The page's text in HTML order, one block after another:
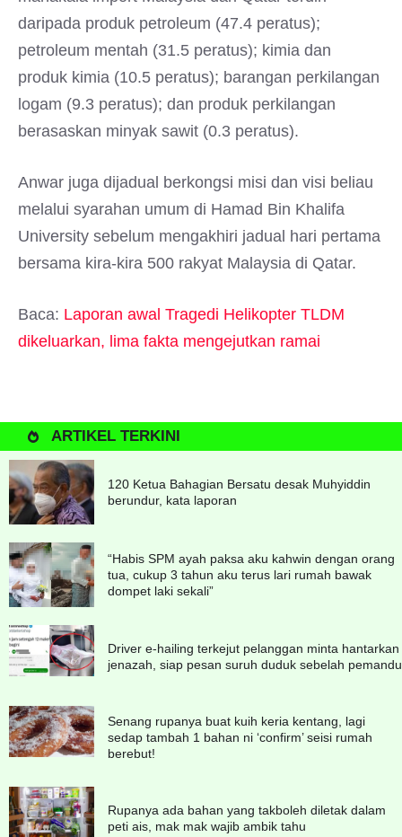
daripada produk petroleum (47.4 peratus);
petroleum mentah (31.5 peratus); kimia dan
produk kimia (10.5 peratus); barangan perkilangan
logam (9.3 peratus); dan produk perkilangan
berasaskan minyak sawit (0.3 peratus).
Anwar juga dijadual berkongsi misi dan visi beliau
melalui syarahan umum di Hamad Bin Khalifa
University sebelum mengakhiri jadual hari pertama
bersama kira-kira 500 rakyat Malaysia di Qatar.
Baca: Laporan awal Tragedi Helikopter TLDM
dikeluarkan, lima fakta mengejutkan ramai
ARTIKEL TERKINI
120 Ketua Bahagian Bersatu desak Muhyiddin
berundur, kata laporan
“Habis SPM ayah paksa aku kahwin dengan orang
tua, cukup 3 tahun aku terus lari rumah bawak
dompet laki sekali”
Driver e-hailing terkejut pelanggan minta hantarkan
jenazah, siap pesan suruh duduk sebelah pemandu
Senang rupanya buat kuih keria kentang, lagi
sedap tambah 1 bahan ni ‘confirm’ seisi rumah
berebut!
Rupanya ada bahan yang takboleh diletak dalam
peti ais, mak mak wajib ambik tahu